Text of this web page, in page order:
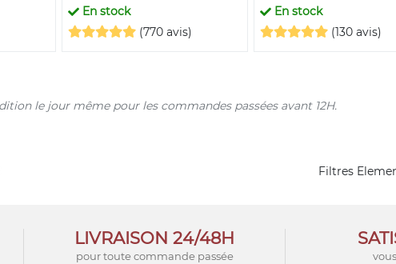
En stock
(770 avis)
En stock
(130 avis)
le jour même pour les commandes passées avant 12H.
Filtres
LIVRAISON 24/48H
pour toute commande passée